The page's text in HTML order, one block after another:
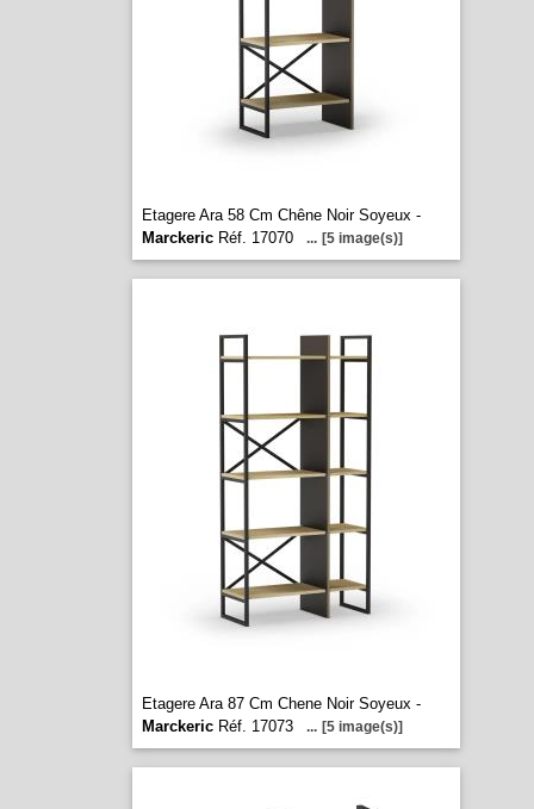
Etagere Ara 58 Cm Chêne Noir Soyeux -
MarckericRéf. 17070 ... [5 image(s)]
Etagere Ara 87 Cm Chene Noir Soyeux -
MarckericRéf. 17073 ... [5 image(s)]